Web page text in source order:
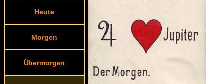
Heute
Morgen
Übermorgen